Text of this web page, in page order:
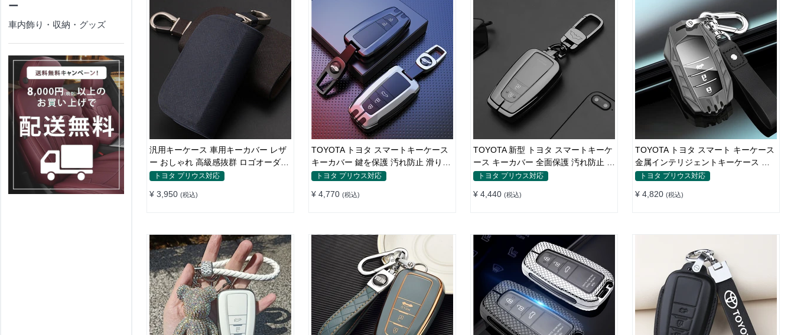
ー
車内飾り・収納・グッズ
汎用キーケース 車用キーカバー レザ
ー おしゃれ 高級感抜群 ロゴオーダー
メイド
トヨタ プリウス対応
¥ 3,950 (税込)
TOYOTA トヨタ スマートキーケース
キーカバー 鍵を保護 汚れ防止 滑り止
めトヨタ プリウス対応
¥ 4,770 (税込)
TOYOTA 新型 トヨタ スマートキーケ
ース キーカバー 全面保護 汚れ防止 滑
り止め 傷防止
トヨタ プリウス対応
¥ 4,440 (税込)
TOYOTA トヨタ スマート キーケース
金属インテリジェントキーケース 高
質な亜鉛合金材質
トヨタ プリウス対応
¥ 4,820 (税込)